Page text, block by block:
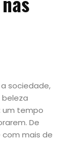
sociedade,
um tempo
De
com mais de